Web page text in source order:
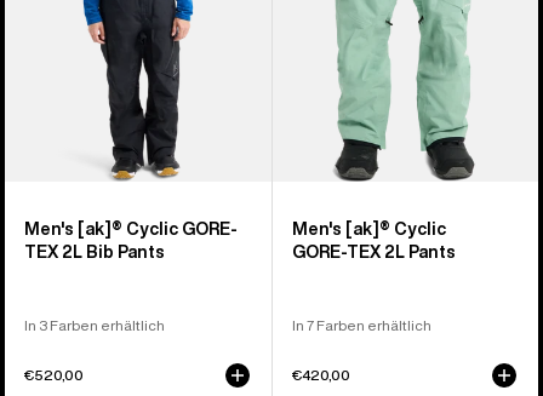
Latzhose
Men's [ak]® Cyclic GORE-
TEX 2L Bib Pants
In 3 Farben erhältlich
€520,00
Men's [ak]® Cyclic
GORE‑TEX 2L Pants
In 7 Farben erhältlich
€420,00